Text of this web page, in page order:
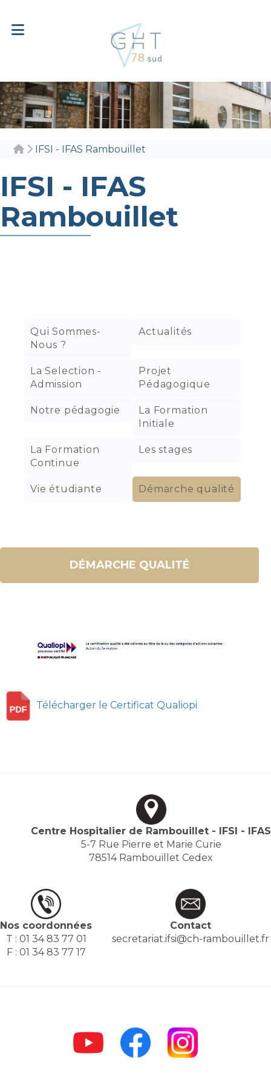
IFSI - IFAS Rambouillet
IFSI - IFAS
Rambouillet
Qui Sommes-
Nous ?
Actualités
La Selection -
Admission
Projet
Pédagogique
Notre pédagogie
La Formation
Initiale
La Formation
Continue
Les stages
Vie étudiante Démarche qualité
DÉMARCHE QUALITÉ
Télécharger le Certificat Qualiopi
Centre Hospitalier de Rambouillet - IFSI - IFAS
5-7 Rue Pierre et Marie Curie
78514 Rambouillet Cedex
Nos coordonnées
T : 01 34 83 77 01
F : 01 34 83 77 17
Contact
secretariat.ifsi@ch-rambouillet.fr